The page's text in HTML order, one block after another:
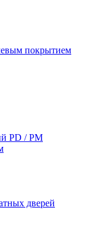
покрытием
PD / PM
дверей